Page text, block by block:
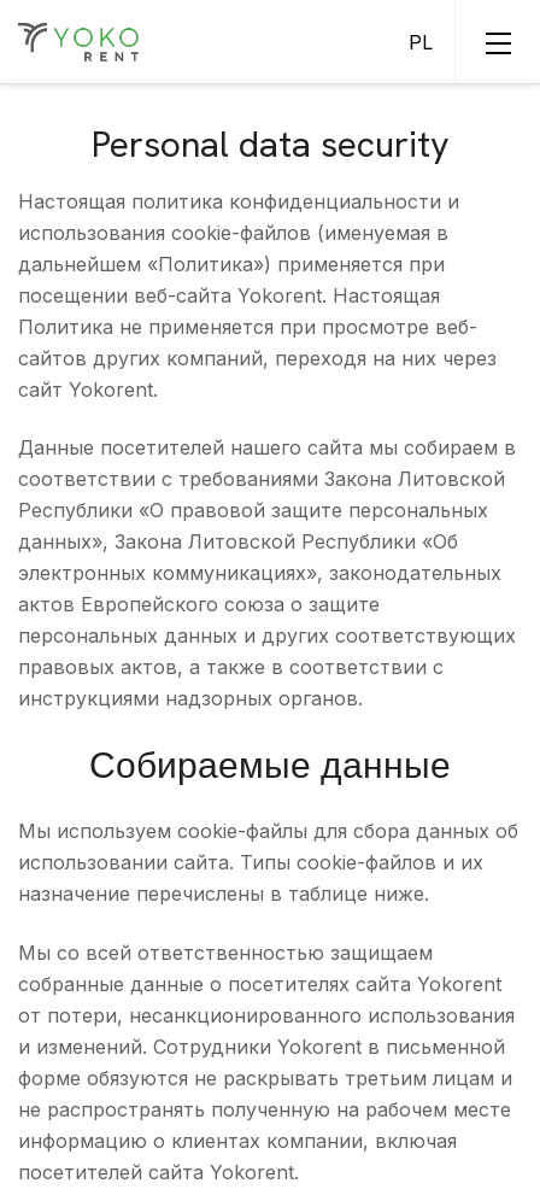
Samochody ciężarowe
Personal data security
Настоящая политика конфиденциальности и
использования cookie-файлов (именуемая в
дальнейшем «Политика») применяется при
посещении веб-сайта Yokorent. Настоящая
Политика не применяется при просмотре веб-
сайтов других компаний, переходя на них через
сайт Yokorent.
Данные посетителей нашего сайта мы собираем в
соответствии с требованиями Закона Литовской
Республики «О правовой защите персональных
данных», Закона Литовской Республики «Об
электронных коммуникациях», законодательных
актов Европейского союза о защите
персональных данных и других соответствующих
правовых актов, а также в соответствии с
инструкциями надзорных органов.
Собираемые данные
Мы используем cookie-файлы для сбора данных об
использовании сайта. Типы cookie-файлов и их
назначение перечислены в таблице ниже.
Мы со всей ответственностью защищаем
собранные данные о посетителях сайта Yokorent
от потери, несанкционированного использования
и изменений. Сотрудники Yokorent в письменной
форме обязуются не раскрывать третьим лицам и
не распространять полученную на рабочем месте
информацию о клиентах компании, включая
посетителей сайта Yokorent.